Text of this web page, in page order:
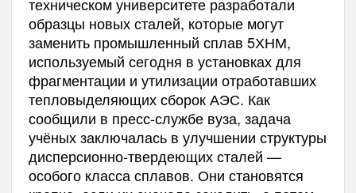
техническом университете разработали
образцы новых сталей, которые могут
заменить промышленный сплав 5ХНМ,
используемый сегодня в установках для
фрагментации и утилизации отработавших
тепловыделяющих сборок АЭС. Как
сообщили в пресс-службе вуза, задача
учёных заключалась в улучшении структуры
дисперсионно-твердеющих сталей —
особого класса сплавов. Они становятся